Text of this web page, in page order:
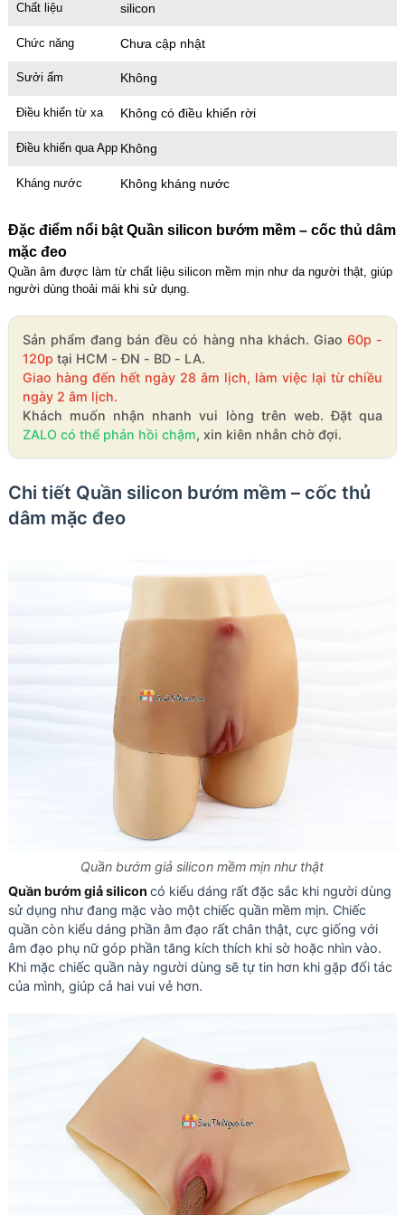
MãDDR3 550.000₫
Chất liệu silicon
Chức năng Chưa cập nhật
Sưởi ấm Không
Điều khiển từ xa Không có điều khiển rời
Điều khiển qua App Không
Kháng nước Không kháng nước
Đặc điểm nổi bật Quần silicon bướm mềm – cốc thủ dâm
mặc đeo
Quần âm được làm từ chất liệu silicon mềm mịn như da người thật, giúp
người dùng thoải mái khi sử dụng.
Sản phẩm đang bán đều có hàng nha khách. Giao 60p -
120p tại HCM - ĐN - BD - LA.
Giao hàng đến hết ngày 28 âm lịch, làm việc lại từ chiều
ngày 2 âm lịch.
Khách muốn nhận nhanh vui lòng trên web. Đặt qua
ZALO có thể phản hồi chậm, xin kiên nhẫn chờ đợi.
Chi tiết Quần silicon bướm mềm – cốc thủ
dâm mặc đeo
Quần bướm giả silicon mềm mịn như thật
Quần bướm giả silicon có kiểu dáng rất đặc sắc khi người dùng
sử dụng như đang mặc vào một chiếc quần mềm mịn. Chiếc
quần còn kiểu dáng phần âm đạo rất chân thật, cực giống với
âm đạo phụ nữ góp phần tăng kích thích khi sờ hoặc nhìn vào.
Khi mặc chiếc quần này người dùng sẽ tự tin hơn khi gặp đối tác
của mình, giúp cả hai vui vẻ hơn.